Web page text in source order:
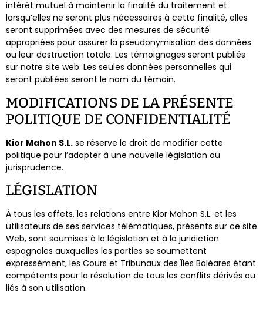
intérêt mutuel à maintenir la finalité du traitement et
lorsqu’elles ne seront plus nécessaires à cette finalité, elles
seront supprimées avec des mesures de sécurité
appropriées pour assurer la pseudonymisation des données
ou leur destruction totale. Les témoignages seront publiés
sur notre site web. Les seules données personnelles qui
seront publiées seront le nom du témoin.
MODIFICATIONS DE LA PRÉSENTE
POLITIQUE DE CONFIDENTIALITÉ
Kior Mahon S.L. se réserve le droit de modifier cette
politique pour l’adapter à une nouvelle législation ou
jurisprudence.
LÉGISLATION
À tous les effets, les relations entre Kior Mahon S.L. et les
utilisateurs de ses services télématiques, présents sur ce site
Web, sont soumises à la législation et à la juridiction
espagnoles auxquelles les parties se soumettent
expressément, les Cours et Tribunaux des Îles Baléares étant
compétents pour la résolution de tous les conflits dérivés ou
liés à son utilisation.